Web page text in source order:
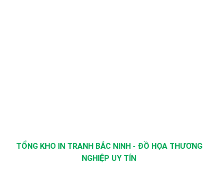
TỔNG KHO IN TRANH BẮC NINH - ĐỒ HỌA THƯƠNG
NGHIỆP UY TÍN